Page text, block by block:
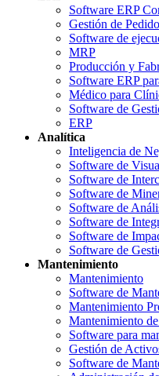
Software ERP
Gestión de
Software de
MRP
Producción y
Software ERP
Médico para
Software de
ERP
Analítica
Inteligencia de
Software de
Software de
Software de
Software de
Software de
Software de
Software de
Mantenimiento
Mantenimiento
Software de
Mantenimiento
Mantenimiento
Software para
Gestión de
Software de